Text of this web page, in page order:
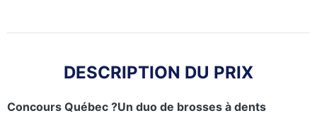
DESCRIPTION DU PRIX
Concours Québec ?Un duo de brosses à dents